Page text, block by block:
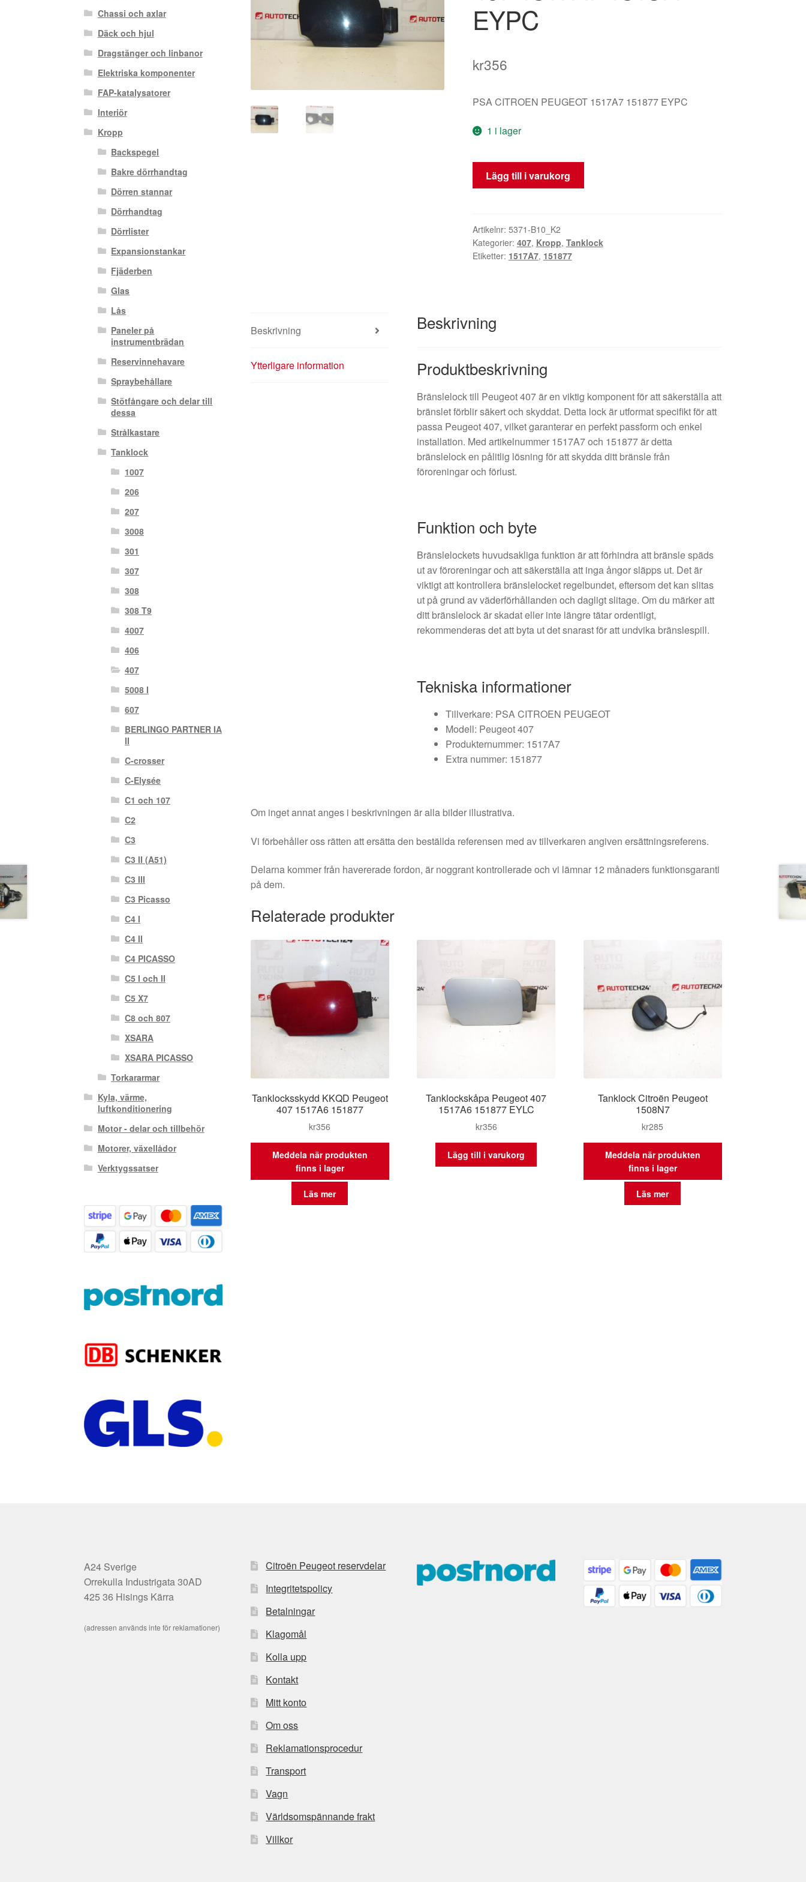
EYPC
kr356
PSA CITROEN PEUGEOT 1517A7 151877 EYPC
1 i lager
Bränslelock
Peugeot
151877
EYPC
mängd
Lägg till i varukorg
Artikelnr: 5371-B10_K2
Kategorier: 407, Kropp, Tanklock
Etiketter: 1517A7, 151877
Beskrivning
Ytterligare information
Beskrivning
Produktbeskrivning
Bränslelock till Peugeot 407 är en viktig komponent för att säkerställa att
bränslet förblir säkert och skyddat. Detta lock är utformat specifikt för att
passa Peugeot 407, vilket garanterar en perfekt passform och enkel
installation. Med artikelnummer 1517A7 och 151877 är detta
bränslelock en pålitlig lösning för att skydda ditt bränsle från
föroreningar och förlust.
Funktion och byte
Bränslelockets huvudsakliga funktion är att förhindra att bränsle späds
ut av föroreningar och att säkerställa att inga ångor släpps ut. Det är
viktigt att kontrollera bränslelocket regelbundet, eftersom det kan slitas
ut på grund av väderförhållanden och dagligt slitage. Om du märker att
ditt bränslelock är skadat eller inte längre tätar ordentligt,
rekommenderas det att byta ut det snarast för att undvika bränslespill.
Tekniska informationer
Tillverkare: PSA CITROEN PEUGEOT
Modell: Peugeot 407
Produkternummer: 1517A7
Extra nummer: 151877
Om inget annat anges i beskrivningen är alla bilder illustrativa.
Vi förbehåller oss rätten att ersätta den beställda referensen med av tillverkaren angiven ersättningsreferens.
Delarna kommer från havererade fordon, är noggrant kontrollerade och vi lämnar 12 månaders funktionsgaranti
på dem.
Relaterade produkter
Tanklocksskydd KKQD Peugeot
407 1517A6 151877
kr356
Meddela när produkten
finns i lager
Läs mer
Tanklockskåpa Peugeot 407
1517A6 151877 EYLC
kr356
Lägg till i varukorg
Tanklock Citroën Peugeot
1508N7
kr285
Meddela när produkten
finns i lager
Läs mer
Chassi och axlar
Däck och hjul
Dragstänger och linbanor
Elektriska komponenter
FAP-katalysatorer
Interiör
Kropp
Backspegel
Bakre dörrhandtag
Dörren stannar
Dörrhandtag
Dörrlister
Expansionstankar
Fjäderben
Glas
Lås
Paneler på
instrumentbrädan
Reservinnehavare
Spraybehållare
Stötfångare och delar till
dessa
Strålkastare
Tanklock
1007
206
207
3008
301
307
308
308 T9
4007
406
407
5008 I
607
BERLINGO PARTNER IA
II
C-crosser
C-Elysée
C1 och 107
C2
C3
C3 II (A51)
C3 III
C3 Picasso
C4 I
C4 II
C4 PICASSO
C5 I och II
C5 X7
C8 och 807
XSARA
XSARA PICASSO
Torkararmar
Kyla, värme,
luftkonditionering
Motor - delar och tillbehör
Motorer, växellådor
Verktygssatser
A24 Sverige
Orrekulla Industrigata 30AD
425 36 Hisings Kärra
(adressen används inte för reklamationer)
Citroën Peugeot reservdelar
Integritetspolicy
Betalningar
Klagomål
Kolla upp
Kontakt
Mitt konto
Om oss
Reklamationsprocedur
Transport
Vagn
Världsomspännande frakt
Villkor